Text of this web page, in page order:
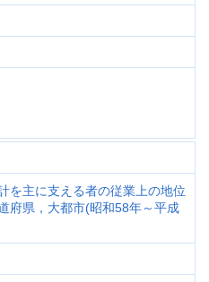
を主に支える者の従業上の地位
府県，大都市(昭和58年～平成